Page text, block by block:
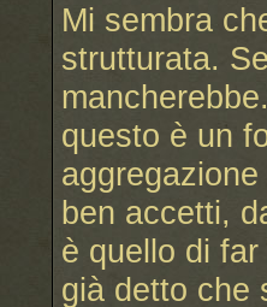
Mi sembra
strutturata.
questo è un
ben accetti,
è quello di
già detto che